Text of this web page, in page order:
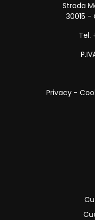
Strada
30015 -
Tel.
Privacy-